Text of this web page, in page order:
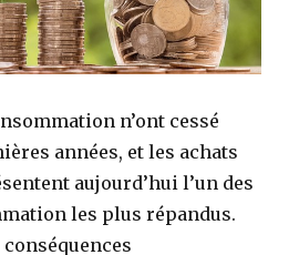
n’ont cessé
années, et les achats
aujourd’hui l’un des
les plus répandus.